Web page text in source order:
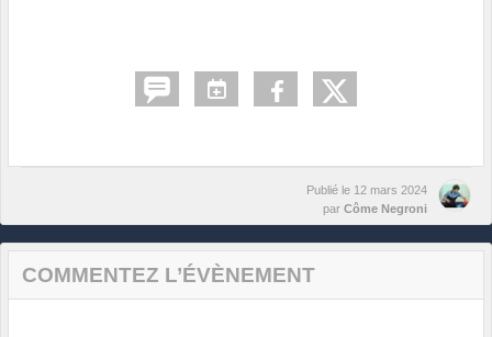
Publié le 12 mars 2024
par Côme Negroni
COMMENTEZ L’ÉVÈNEMENT